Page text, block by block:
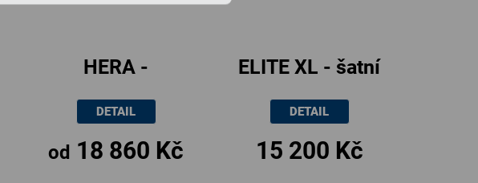
HERA -
manželská postel
s lamelovými
rošty 180x200cm
od 18 860 Kč
DETAIL
ELITE XL - šatní
skříň,
161x51x205cm
15 200 Kč
DETAIL